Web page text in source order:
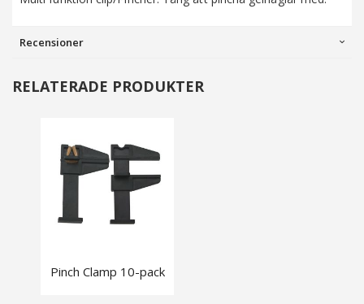
Recensioner
RELATERADE PRODUKTER
Pinch Clamp 10-pack